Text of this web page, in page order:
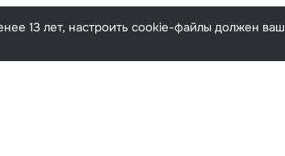
Русский
13 лет, настроить cookie-файлы должен ваш